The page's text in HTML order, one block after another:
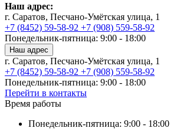
Наш адрес:
г. Саратов, Песчано-Умётская улица, 1
+7 (8452) 59-58-92 +7 (908) 559-58-92
Понедельник-пятница: 9:00 - 18:00
Наш адрес
г. Саратов, Песчано-Умётская улица, 1
+7 (8452) 59-58-92 +7 (908) 559-58-92
Понедельник-пятница: 9:00 - 18:00
Перейти в контакты
Время работы
Понедельник-пятница: 9:00 - 18:00